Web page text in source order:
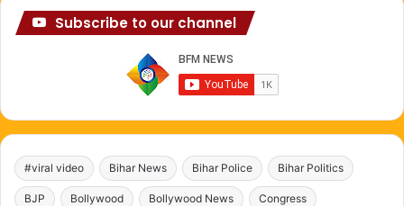
Subscribe to our channel
#viral video Bihar News Bihar Police Bihar Politics
BJP Bollywood Bollywood News Congress